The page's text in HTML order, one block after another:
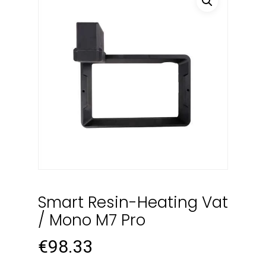
Smart Resin-Heating Vat
/ Mono M7 Pro
€98.33